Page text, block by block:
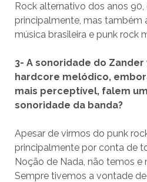
Rock alternativo dos anos
principalmente, mas também
música brasileira e punk rock
3- A sonoridade do Zander
hardcore melódico,
mais perceptível, falem
sonoridade da banda?
Apesar de virmos do punk
principalmente por conta de
Noção de Nada, não temos e
Sempre tivemos a vontade